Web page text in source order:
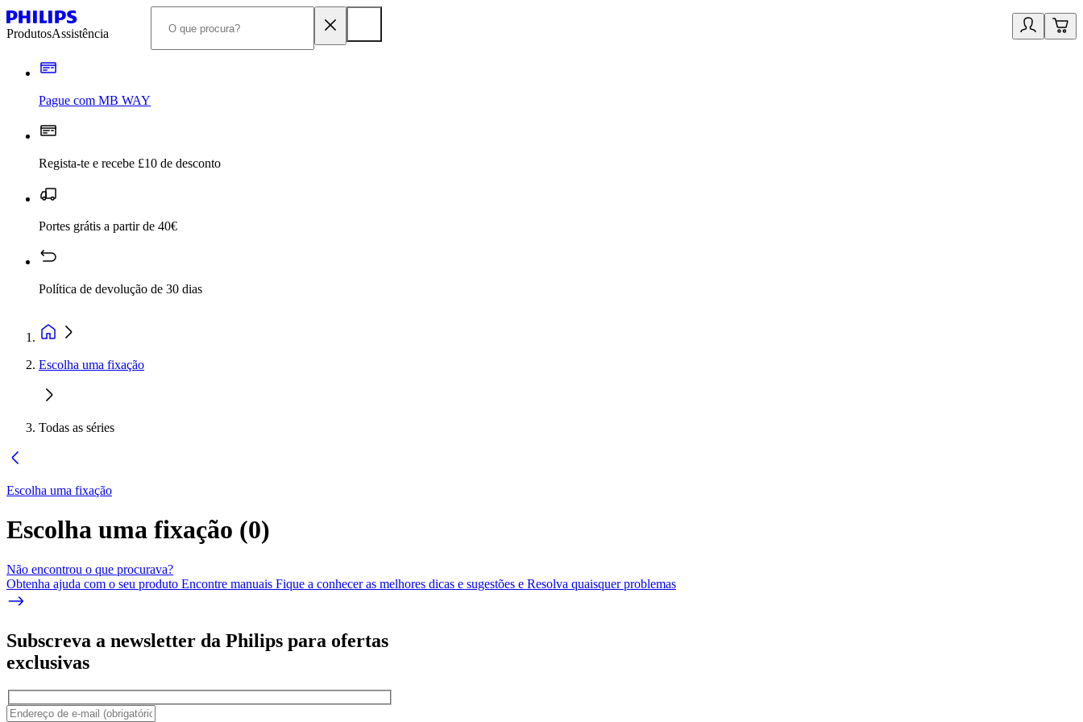
ProdutosAssistência
Pague com MB WAY
Regista-te e recebe £10 de desconto
Portes grátis a partir de 40€
Política de devolução de 30 dias
Escolha uma fixação
Todas as séries
Escolha uma fixação
Escolha uma fixação (0)
Não encontrou o que procurava?
Obtenha ajuda com o seu produto Encontre manuais Fique a conhecer as melhores dicas e sugestões e Resolva quaisquer problemas
Subscreva a newsletter da Philips para ofertas
exclusivas